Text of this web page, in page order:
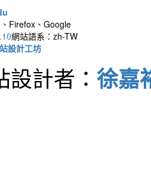
Firefox、Google
網站語系：zh-TW
設計工坊
計者： 徐嘉